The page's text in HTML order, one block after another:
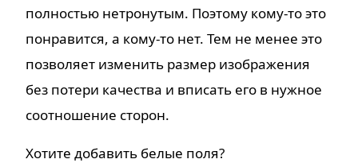
полностью нетронутым. Поэтому кому-то это
понравится, а кому-то нет. Тем не менее это
позволяет изменить размер изображения
без потери качества и вписать его в нужное
соотношение сторон.
Хотите добавить белые поля?